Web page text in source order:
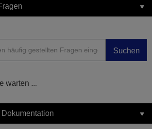
Suchen
warten ...